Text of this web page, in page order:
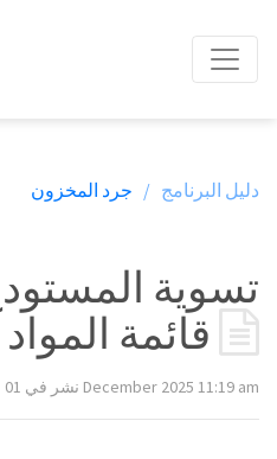
دليل البرنامج / جرد المخزون
تسوية
نشر في 01 December 2025 11:19 am